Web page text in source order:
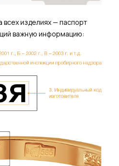
изделиях — паспорт
важную информацию: